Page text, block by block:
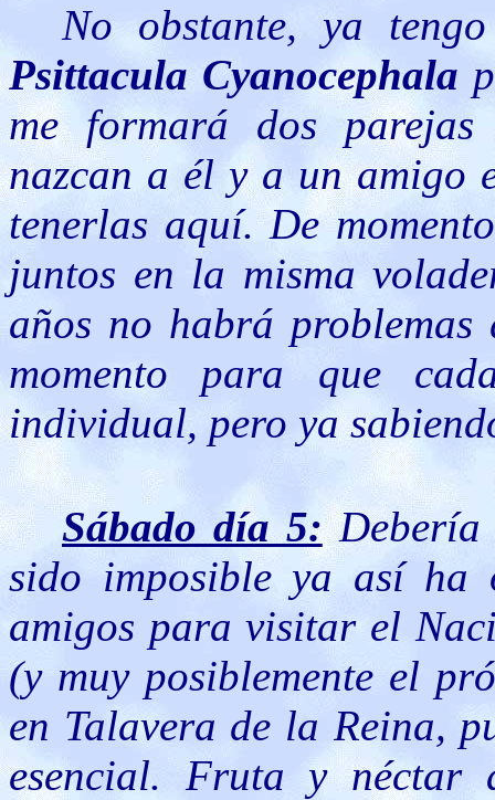
No obstante, ya
Psittacula Cyanocephala
me formará dos
nazcan a él y a un amigo
tenerlas aquí. De
juntos en la misma
años no habrá
momento para que
individual, pero ya
Sábado día 5:Debería
sido imposible ya así ha
amigos para visitar el
(y muy posiblemente el
en Talavera de la Reina,
esencial. Fruta y